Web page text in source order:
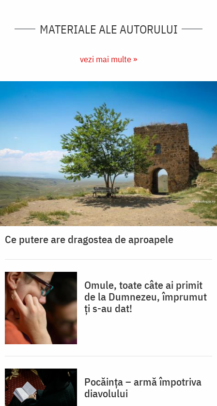
MATERIALE ALE AUTORULUI
vezi mai multe »
Ce putere are dragostea de aproapele
Omule, toate câte ai primit
de la Dumnezeu, împrumut
ți s-au dat!
Pocăința – armă împotriva
diavolului